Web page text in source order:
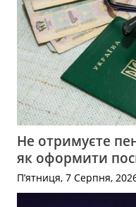
Не отримуєте
як оформити
П’ятниця, 7 Серпня,